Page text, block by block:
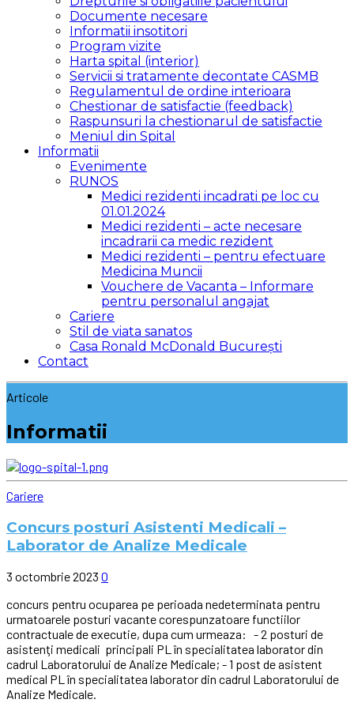
Documente necesare
Informatii insotitori
Program vizite
Harta spital (interior)
Servicii si tratamente decontate CASMB
Regulamentul de ordine interioara
Chestionar de satisfactie (feedback)
Raspunsuri la chestionarul de satisfactie
Meniul din Spital
Informatii
Evenimente
RUNOS
Medici rezidenti incadrati pe loc cu
01.01.2024
Medici rezidenti – acte necesare
incadrarii ca medic rezident
Medici rezidenti – pentru efectuare
Medicina Muncii
Vouchere de Vacanta – Informare
pentru personalul angajat
Cariere
Stil de viata sanatos
Casa Ronald McDonald București
Contact
Articole
Informatii
Cariere
Concurs posturi Asistenti Medicali –
Laborator de Analize Medicale
3 octombrie 2023 0
concurs pentru ocuparea pe perioada nedeterminata pentru
urmatoarele posturi vacante corespunzatoare functiilor
contractuale de executie, dupa cum urmeaza: - 2 posturi de
asistenţi medicali principali PL în specialitatea laborator din
cadrul Laboratorului de Analize Medicale; - 1 post de asistent
medical PL în specialitatea laborator din cadrul Laboratorului de
Analize Medicale.